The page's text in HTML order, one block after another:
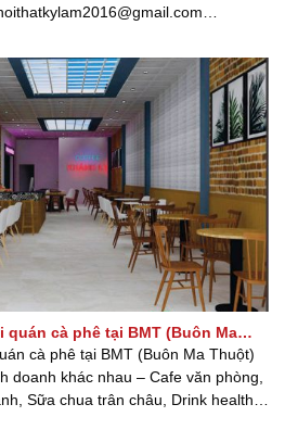
cà phê tại BMT (Buôn Ma
cà phê tại BMT (Buôn Ma Thuột)
doanh khác nhau – Cafe văn phòng,
Sữa chua trân châu, Drink healthy,